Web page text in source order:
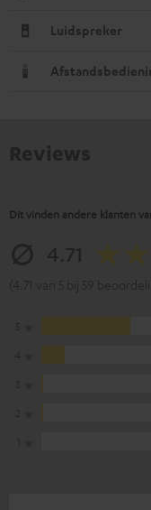
Luidspreker
Dit vinden andere klanten